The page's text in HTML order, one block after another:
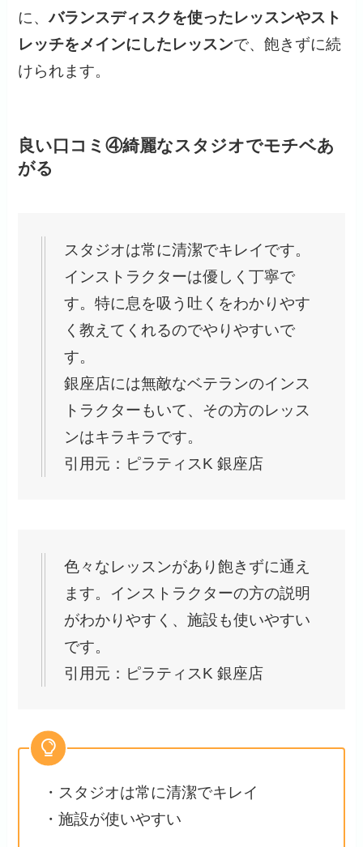
に、バランスディスクを使ったレッスンやスト
レッチをメインにしたレッスンで、飽きずに続
けられます。
良い口コミ④綺麗なスタジオでモチベあ
がる
スタジオは常に清潔でキレイです。
インストラクターは優しく丁寧で
す。特に息を吸う吐くをわかりやす
く教えてくれるのでやりやすいで
す。
銀座店には無敵なベテランのインス
トラクターもいて、その方のレッス
ンはキラキラです。
引用元：ピラティスK 銀座店
色々なレッスンがあり飽きずに通え
ます。インストラクターの方の説明
がわかりやすく、施設も使いやすい
です。
引用元：ピラティスK 銀座店
・スタジオは常に清潔でキレイ
・施設が使いやすい